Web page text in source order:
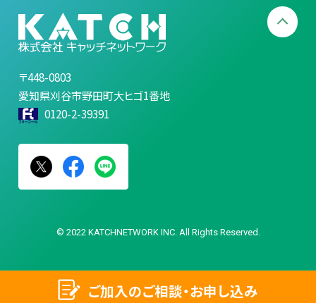
〒448-0803
愛知県刈谷市野田町大ヒゴ1番地
0120-2-39391
© 2022 KATCHNETWORK INC. All Rights Reserved.
ご加入のご相談・お申し込み